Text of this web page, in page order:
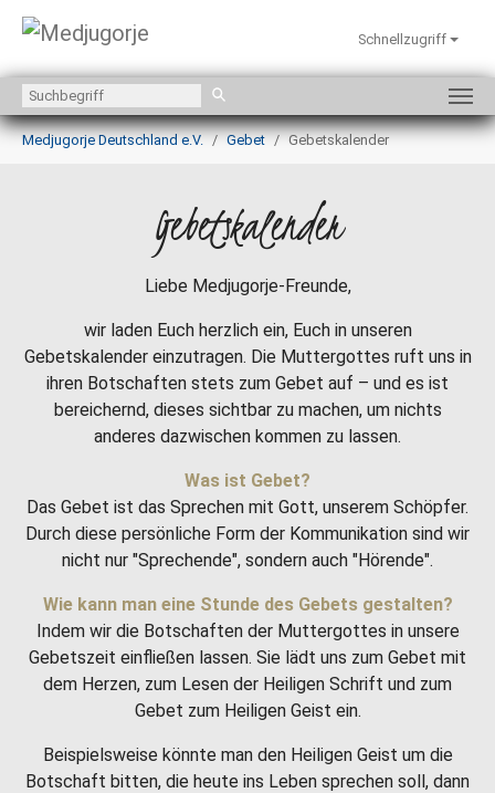
Zum Hauptinhalt springen
Schnellzugriff
Sie sind hier:
Medjugorje Deutschland e.V.
Gebet Gebetskalender
Gebetskalender
Liebe Medjugorje-Freunde,
wir laden Euch herzlich ein, Euch in unseren
Gebetskalender einzutragen. Die Muttergottes ruft uns in
ihren Botschaften stets zum Gebet auf – und es ist
bereichernd, dieses sichtbar zu machen, um nichts
anderes dazwischen kommen zu lassen.
Was ist Gebet?
Das Gebet ist das Sprechen mit Gott, unserem Schöpfer.
Durch diese persönliche Form der Kommunikation sind wir
nicht nur "Sprechende", sondern auch "Hörende".
Wie kann man eine Stunde des Gebets gestalten?
Indem wir die Botschaften der Muttergottes in unsere
Gebetszeit einfließen lassen. Sie lädt uns zum Gebet mit
dem Herzen, zum Lesen der Heiligen Schrift und zum
Gebet zum Heiligen Geist ein.
Beispielsweise könnte man den Heiligen Geist um die
Botschaft bitten, die heute ins Leben sprechen soll, dann